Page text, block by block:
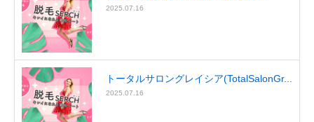
2025.07.16
トータルサロングレイシア(TotalSalonGr...
2025.07.16